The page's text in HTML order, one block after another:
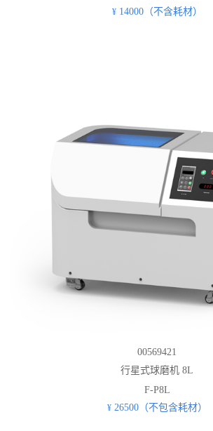
¥ 14000（不含耗材）
00569421
行星式球磨机 8L
F-P8L
¥ 26500（不包含耗材）